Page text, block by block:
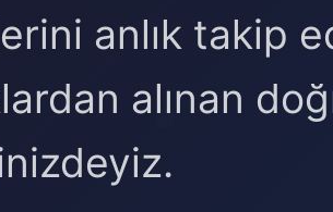
anlık takip
alınan